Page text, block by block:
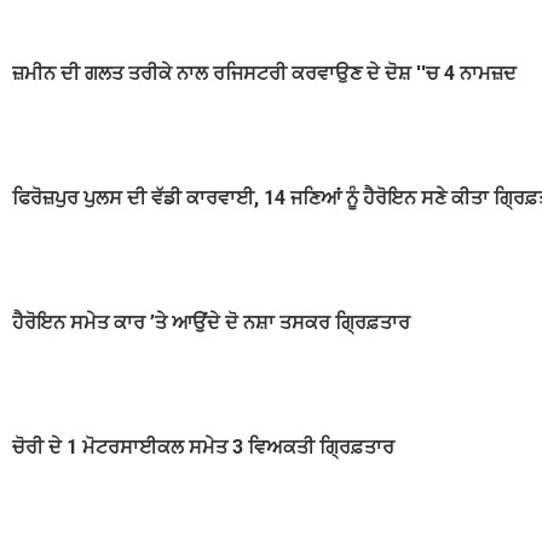
ਜ਼ਮੀਨ ਦੀ ਗਲਤ ਤਰੀਕੇ ਨਾਲ ਰਜਿਸਟਰੀ ਕਰਵਾਉਣ ਦੇ ਦੋਸ਼ ''ਚ 4 ਨਾਮਜ਼ਦ
ਫਿਰੋਜ਼ਪੁਰ ਪੁਲਸ ਦੀ ਵੱਡੀ ਕਾਰਵਾਈ, 14 ਜਣਿਆਂ ਨੂੰ ਹੈਰੋਇਨ ਸਣੇ ਕੀਤਾ
ਹੈਰੋਇਨ ਸਮੇਤ ਕਾਰ ’ਤੇ ਆਉਂਦੇ ਦੋ ਨਸ਼ਾ ਤਸਕਰ ਗ੍ਰਿਫ਼ਤਾਰ
ਚੋਰੀ ਦੇ 1 ਮੋਟਰਸਾਈਕਲ ਸਮੇਤ 3 ਵਿਅਕਤੀ ਗ੍ਰਿਫ਼ਤਾਰ